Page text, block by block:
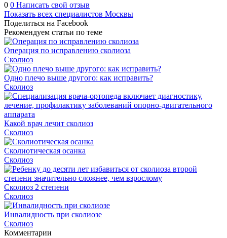
0 0 Написать свой отзыв
Показать всех специалистов Москвы
Поделиться на Facebook
Рекомендуем статьи по теме
Операция по исправлению сколиоза
Сколиоз
Одно плечо выше другого: как исправить?
Сколиоз
Какой врач лечит сколиоз
Сколиоз
Сколиотическая осанка
Сколиоз
Сколиоз 2 степени
Сколиоз
Инвалидность при сколиозе
Сколиоз
Комментарии